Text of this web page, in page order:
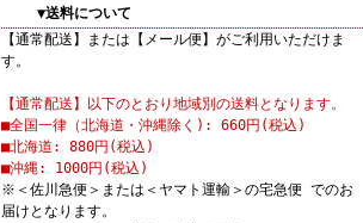
▼送料について
【通常配送】または【メール便】がご利用いただけま
す。
【通常配送】以下のとおり地域別の送料となります。
■全国一律（北海道・沖縄除く): 660円(税込)
■北海道: 880円(税込)
■沖縄: 1000円(税込)
※＜佐川急便＞または＜ヤマト運輸＞の宅急便 でのお
届けとなります。